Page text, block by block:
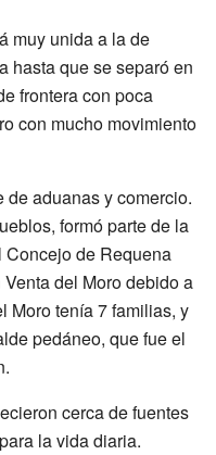
muy unida a la de
hasta que se separó en
frontera con poca
con mucho movimiento
de aduanas y comercio.
formó parte de la
de Requena
del Moro debido a
Moro tenía 7 familias, y
pedáneo, que fue el
cerca de fuentes
la vida diaria.